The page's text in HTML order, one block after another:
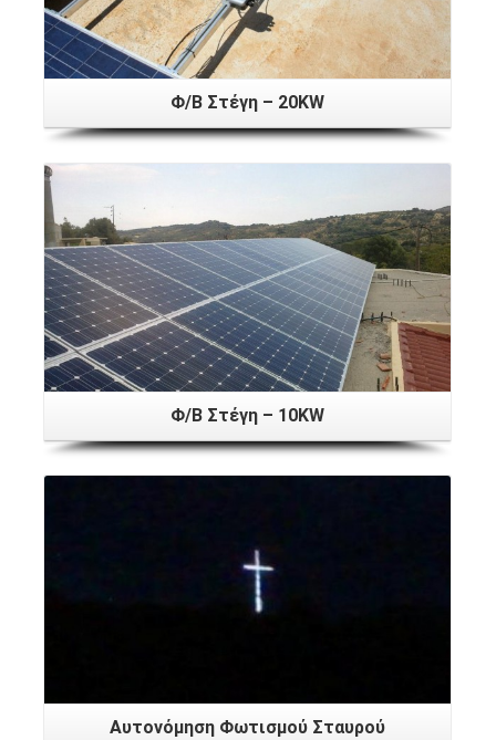
Φ/Β Στέγη – 20KW
Φ/Β Στέγη – 10KW
Αυτονόμηση Φωτισμού Σταυρού